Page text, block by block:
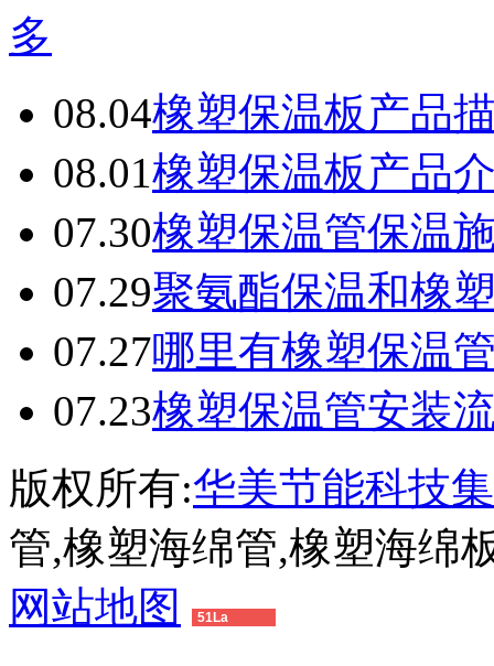
08.04橡塑保温板产品
08.01橡塑保温板产品
07.30橡塑保温管保温
07.29聚氨酯保温和橡
07.27哪里有橡塑保温
07.23橡塑保温管安装
版权所有:华美节能科技
管,橡塑海绵管,橡塑海绵
网站地图
51La